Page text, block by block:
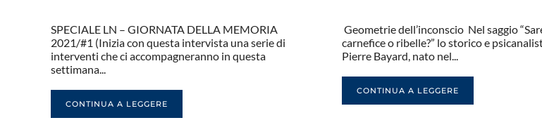
SPECIALE LN – GIORNATA DELLA MEMORIA
2021/#1 (Inizia con questa intervista una serie di
interventi che ci accompagneranno in questa
settimana...
CONTINUA A LEGGERE
Geometrie dell’inconscio Nel saggio
carnefice o ribelle?” lo storico e
Pierre Bayard, nato nel...
CONTINUA A LEGGERE